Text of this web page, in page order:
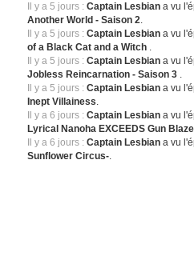
Il y a 5 jours : Captain Lesbian a vu
Another World - Saison 2.
Il y a 5 jours : Captain Lesbian a vu
of a Black Cat and a Witch .
Il y a 5 jours : Captain Lesbian a vu
Jobless Reincarnation - Saison 3 .
Il y a 5 jours : Captain Lesbian a vu
Inept Villainess.
Il y a 6 jours : Captain Lesbian a vu
Lyrical Nanoha EXCEEDS Gun
Il y a 6 jours : Captain Lesbian a vu
Sunflower Circus-.